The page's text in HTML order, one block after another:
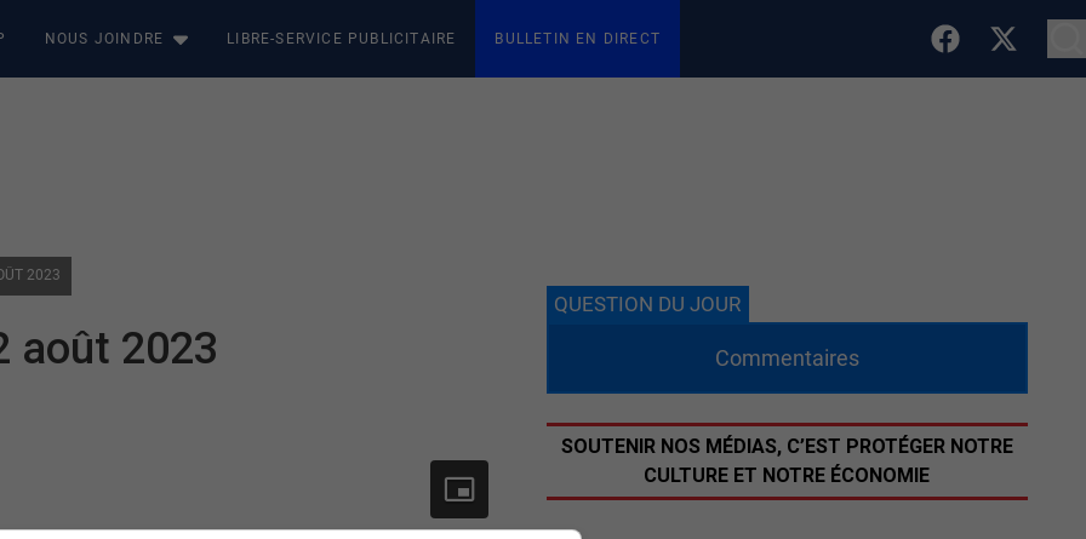
NOUS JOINDRE LIBRE-SERVICE PUBLICITAIRE BULLETIN EN DIRECT
2023
août 2023
QUESTION DU JOUR
Commentaires
SOUTENIR NOS MÉDIAS, C’EST PROTÉGER NOTRE
CULTURE ET NOTRE ÉCONOMIE